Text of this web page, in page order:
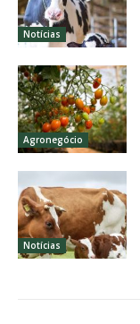
Notícias
Agronegócio
Notícias